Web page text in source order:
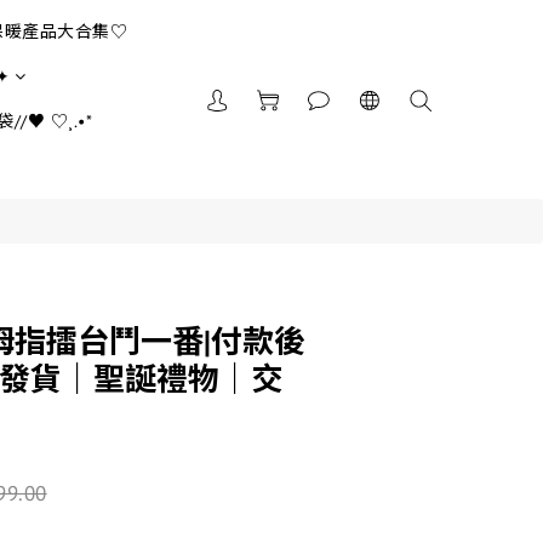
產品大合集♡
袋//♥ ♡¸.•*
指擂台鬥一番|付款後
貨｜聖誕禮物｜交